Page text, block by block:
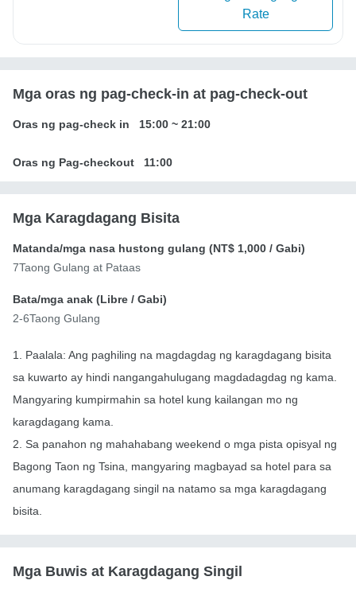
Rate
Mga oras ng pag-check-in at pag-check-out
Oras ng pag-check in 15:00 ~ 21:00
Oras ng Pag-checkout 11:00
Mga Karagdagang Bisita
Matanda/mga nasa hustong gulang (NT$ 1,000 / Gabi)
7Taong Gulang at Pataas
Bata/mga anak (Libre / Gabi)
2-6Taong Gulang
1. Paalala: Ang paghiling na magdagdag ng karagdagang bisita
sa kuwarto ay hindi nangangahulugang magdadagdag ng kama.
Mangyaring kumpirmahin sa hotel kung kailangan mo ng
karagdagang kama.
2. Sa panahon ng mahahabang weekend o mga pista opisyal ng
Bagong Taon ng Tsina, mangyaring magbayad sa hotel para sa
anumang karagdagang singil na natamo sa mga karagdagang
bisita.
Mga Buwis at Karagdagang Singil